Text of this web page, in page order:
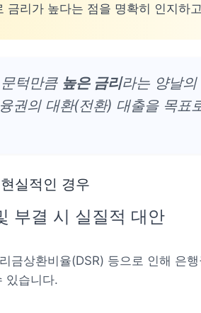
금리가 높다는 점을 명확히 인지하
턱만큼 높은 금리라는 양날
권의 대환(전환) 대출을 목표
실적인 경우
부결 시 실질적 대안
금상환비율(DSR) 등으로 인해 은
있습니다.